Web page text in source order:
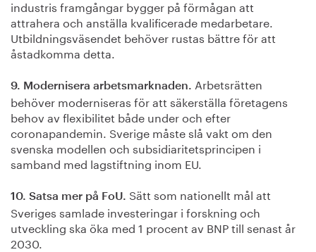
industris framgångar bygger på förmågan att
attrahera och anställa kvalificerade medarbetare.
Utbildningsväsendet behöver rustas bättre för att
åstadkomma detta.
9. Modernisera arbetsmarknaden. Arbetsrätten
behöver moderniseras för att säkerställa företagens
behov av flexibilitet både under och efter
coronapandemin. Sverige måste slå vakt om den
svenska modellen och subsidiaritetsprincipen i
samband med lagstiftning inom EU.
10. Satsa mer på FoU. Sätt som nationellt mål att
Sveriges samlade investeringar i forskning och
utveckling ska öka med 1 procent av BNP till senast år
2030.